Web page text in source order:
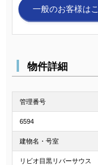
一般のお客様は
物件詳細
管理番号
6594
建物名・号室
リビオ目黒リバーサウス